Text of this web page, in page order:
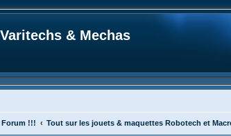
& Mechas
Forum !!! Tout sur les jouets & maquettes Robotech et